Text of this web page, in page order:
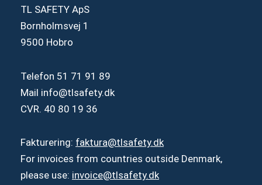
TL SAFETY ApS
Bornholmsvej 1
9500 Hobro
Telefon 51 71 91 89
Mail info@tlsafety.dk
CVR. 40 80 19 36
Fakturering: faktura@tlsafety.dk
For invoices from countries outside Denmark,
please use: invoice@tlsafety.dk